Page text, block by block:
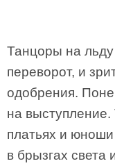
Танцоры на
переворот, и
одобрения.
на выступление.
платьях и
в брызгах